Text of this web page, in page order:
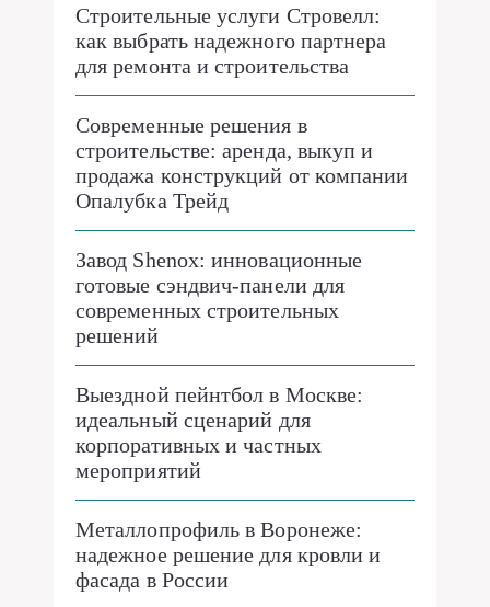
Строительные услуги Стровелл:
как выбрать надежного партнера
для ремонта и строительства
Современные решения в
строительстве: аренда, выкуп и
продажа конструкций от компании
Опалубка Трейд
Завод Shenox: инновационные
готовые сэндвич-панели для
современных строительных
решений
Выездной пейнтбол в Москве:
идеальный сценарий для
корпоративных и частных
мероприятий
Металлопрофиль в Воронеже:
надежное решение для кровли и
фасада в России